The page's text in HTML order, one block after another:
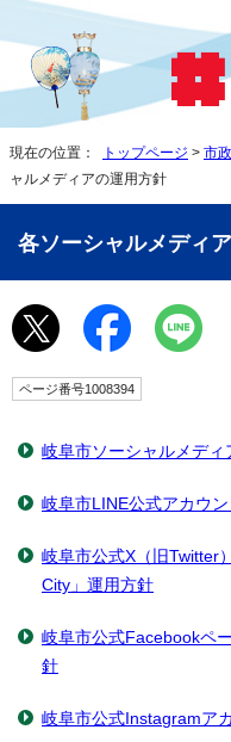
現在の位置： トップページ > 市
ャルメディアの運用方針
各ソーシャルメディ
ページ番号1008394
岐阜市ソーシャルメディ
岐阜市LINE公式アカウ
岐阜市公式X（旧Twitter
City」運用方針
岐阜市公式Facebookペ
針
岐阜市公式Instagramア